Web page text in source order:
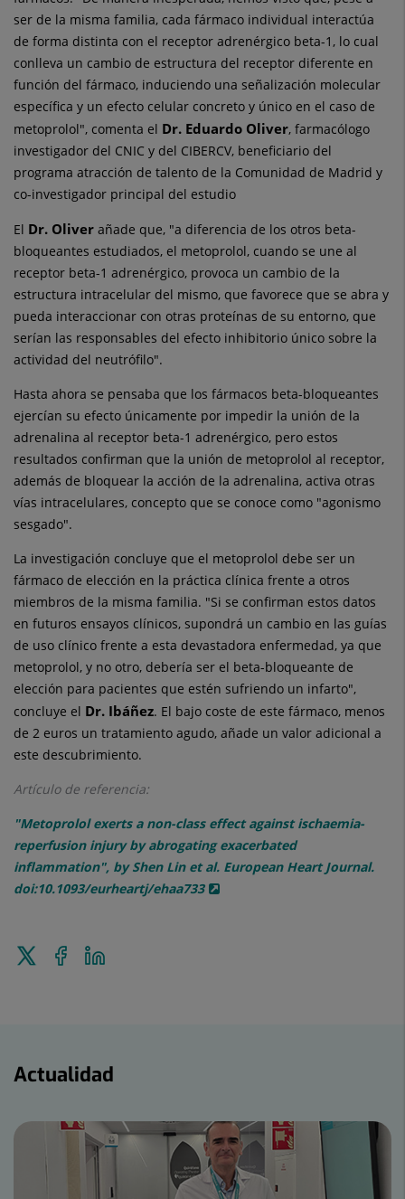
ser de la misma familia, cada fármaco individual interactúa
de forma distinta con el receptor adrenérgico beta-1, lo cual
conlleva un cambio de estructura del receptor diferente en
función del fármaco, induciendo una señalización molecular
específica y un efecto celular concreto y único en el caso de
metoprolol", comenta el Dr. Eduardo Oliver, farmacólogo
investigador del CNIC y del CIBERCV, beneficiario del
programa atracción de talento de la Comunidad de Madrid y
co-investigador principal del estudio
El Dr. Oliver añade que, "a diferencia de los otros beta-
bloqueantes estudiados, el metoprolol, cuando se une al
receptor beta-1 adrenérgico, provoca un cambio de la
estructura intracelular del mismo, que favorece que se abra y
pueda interaccionar con otras proteínas de su entorno, que
serían las responsables del efecto inhibitorio único sobre la
actividad del neutrófilo".
Hasta ahora se pensaba que los fármacos beta-bloqueantes
ejercían su efecto únicamente por impedir la unión de la
adrenalina al receptor beta-1 adrenérgico, pero estos
resultados confirman que la unión de metoprolol al receptor,
además de bloquear la acción de la adrenalina, activa otras
vías intracelulares, concepto que se conoce como "agonismo
sesgado".
La investigación concluye que el metoprolol debe ser un
fármaco de elección en la práctica clínica frente a otros
miembros de la misma familia. "Si se confirman estos datos
en futuros ensayos clínicos, supondrá un cambio en las guías
de uso clínico frente a esta devastadora enfermedad, ya que
metoprolol, y no otro, debería ser el beta-bloqueante de
elección para pacientes que estén sufriendo un infarto",
concluye el Dr. Ibáñez. El bajo coste de este fármaco, menos
de 2 euros un tratamiento agudo, añade un valor adicional a
este descubrimiento.
Artículo de referencia:
"Metoprolol exerts a non-class effect against ischaemia-
reperfusion injury by abrogating exacerbated
inflammation", by Shen Lin et al. European Heart Journal.
doi:10.1093/eurheartj/ehaa733
Enviar
Compartir
Actualidad